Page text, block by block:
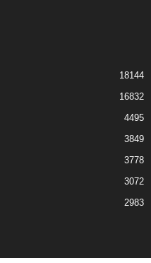
18144
16832
4495
3849
3778
3072
2983